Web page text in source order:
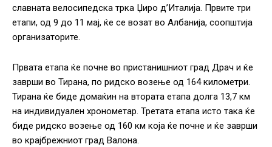
славната велосипедска трка Џиро д’Италија. Првите три
етапи, од 9 до 11 мај, ќе се возат во Албанија, соопштија
организаторите.
Првата етапа ќе почне во пристанишниот град Драч и ќе
заврши во Тирана, по ридско возење од 164 километри.
Тирана ќе биде домаќин на втората етапа долга 13,7 км
на индивидуален хронометар. Третата етапа исто така ќе
биде ридско возење од 160 км која ќе почне и ќе заврши
во крајбрежниот град Валона.